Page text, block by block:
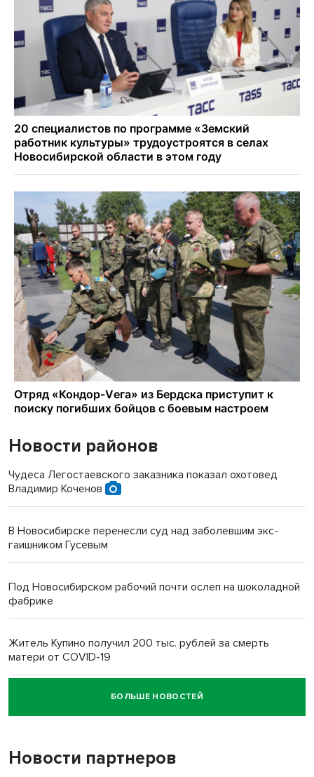
Новости районов
Чудеса Легостаевского заказника показал охотовед
Владимир Коченов
В Новосибирске перенесли суд над заболевшим экс-
гаишником Гусевым
Под Новосибирском рабочий почти ослеп на шоколадной
фабрике
Житель Купино получил 200 тыс. рублей за смерть
матери от COVID-19
Новосибирский суд наказал водителя за смерть
пенсионерки на вокзале
«Мы живём на пастбище!»: в новосибирском селе лошади
терроризируют жителей
БОЛЬШЕ НОВОСТЕЙ
Новости партнеров